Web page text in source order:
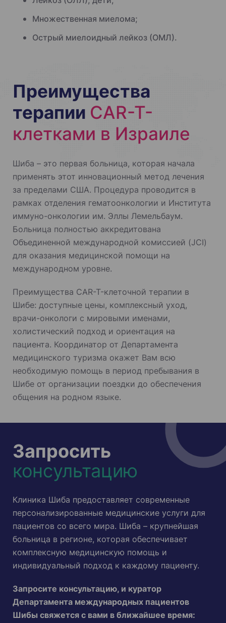
Множественная миелома;
Острый миелоидный лейкоз (ОМЛ).
Преимущества
терапии CAR-T-
клетками в Израиле
Шиба – это первая больница, которая начала
применять этот инновационный метод лечения
за пределами США. Процедура проводится в
рамках отделения гематоонкологии и Института
иммуно-онкологии им. Эллы Лемельбаум.
Больница полностью аккредитована
Объединенной международной комиссией (JCI)
для оказания медицинской помощи на
международном уровне.
Преимущества CAR-T-клеточной терапии в
Шибе: доступные цены, комплексный уход,
врачи-онкологи с мировыми именами,
холистический подход и ориентация на
пациента. Координатор от Департамента
медицинского туризма окажет Вам всю
необходимую помощь в период пребывания в
Шибе от организации поездки до обеспечения
общения на родном языке.
Запросить
консультацию
Клиника Шиба предоставляет современные
персонализированные медицинские услуги для
пациентов со всего мира. Шиба – крупнейшая
больница в регионе, которая обеспечивает
комплексную медицинскую помощь и
индивидуальный подход к каждому пациенту.
Запросите консультацию, и куратор
Департамента международных пациентов
Шибы свяжется с вами в ближайшее время: